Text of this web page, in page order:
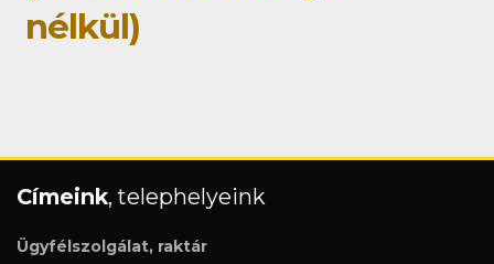
nélkül)
Címeink, telephelyeink
Ügyfélszolgálat, raktár